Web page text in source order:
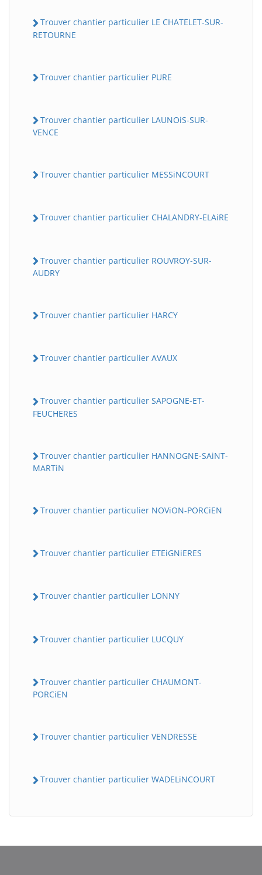
Trouver chantier particulier LE CHATELET-SUR-
RETOURNE
Trouver chantier particulier PURE
Trouver chantier particulier LAUNOiS-SUR-
VENCE
Trouver chantier particulier MESSiNCOURT
Trouver chantier particulier CHALANDRY-ELAiRE
Trouver chantier particulier ROUVROY-SUR-
AUDRY
Trouver chantier particulier HARCY
Trouver chantier particulier AVAUX
Trouver chantier particulier SAPOGNE-ET-
FEUCHERES
Trouver chantier particulier HANNOGNE-SAiNT-
MARTiN
Trouver chantier particulier NOViON-PORCiEN
Trouver chantier particulier ETEiGNiERES
Trouver chantier particulier LONNY
Trouver chantier particulier LUCQUY
Trouver chantier particulier CHAUMONT-
PORCiEN
Trouver chantier particulier VENDRESSE
Trouver chantier particulier WADELiNCOURT